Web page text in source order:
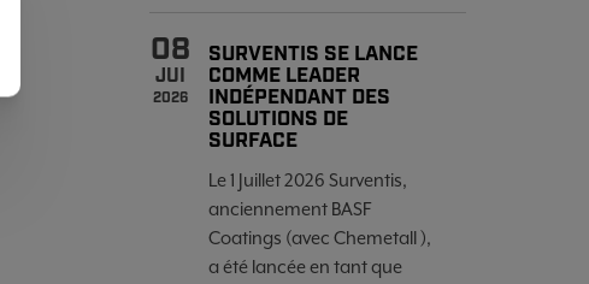
08
JUI
2026
SURVENTIS SE LANCE
COMME LEADER
INDÉPENDANT DES
SOLUTIONS DE
SURFACE
Le 1 Juillet 2026 Surventis,
anciennement BASF
Coatings (avec Chemetall ),
a été lancée en tant que